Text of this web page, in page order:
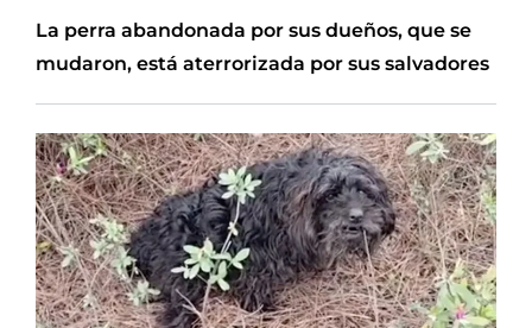
La perra abandonada por sus dueños, que se
mudaron, está aterrorizada por sus salvadores